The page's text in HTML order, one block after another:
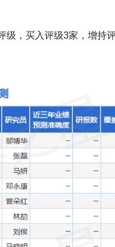
，买入评级3家，增持